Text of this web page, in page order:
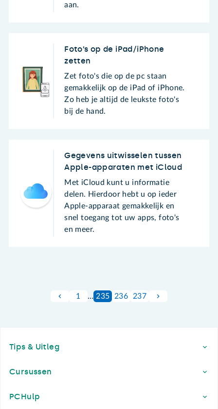
aan.
Foto’s op de iPad/iPhone
zetten
Zet foto's die op de pc staan
gemakkelijk op de iPad of iPhone.
Zo heb je altijd de leukste foto's
bij de hand.
Gegevens uitwisselen tussen
Apple-apparaten met iCloud
Met iCloud kunt u informatie
delen. Hierdoor hebt u op ieder
Apple-apparaat gemakkelijk en
snel toegang tot uw apps, foto's
en meer.
1 … 235 236 237
Tips & Uitleg
Cursussen
PCHulp